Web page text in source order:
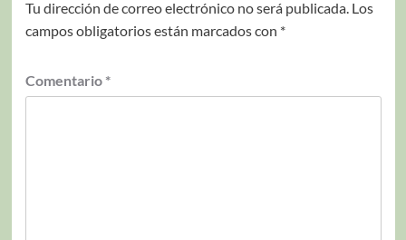
Tu dirección de correo electrónico no será publicada. Los
campos obligatorios están marcados con *
Comentario *